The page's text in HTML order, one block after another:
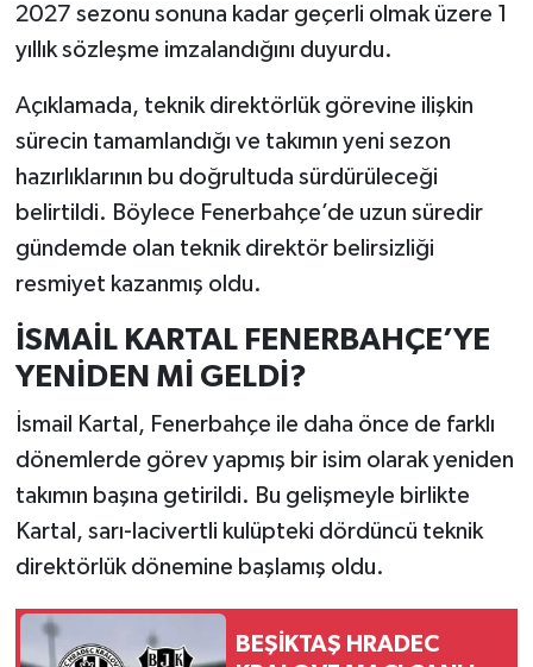
2027 sezonu sonuna kadar geçerli olmak üzere 1
yıllık sözleşme imzalandığını duyurdu.
Açıklamada, teknik direktörlük görevine ilişkin
sürecin tamamlandığı ve takımın yeni sezon
hazırlıklarının bu doğrultuda sürdürüleceği
belirtildi. Böylece Fenerbahçe’de uzun süredir
gündemde olan teknik direktör belirsizliği
resmiyet kazanmış oldu.
İSMAİL KARTAL FENERBAHÇE’YE
YENİDEN Mİ GELDİ?
İsmail Kartal, Fenerbahçe ile daha önce de farklı
dönemlerde görev yapmış bir isim olarak yeniden
takımın başına getirildi. Bu gelişmeyle birlikte
Kartal, sarı-lacivertli kulüpteki dördüncü teknik
direktörlük dönemine başlamış oldu.
BEŞİKTAŞ HRADEC